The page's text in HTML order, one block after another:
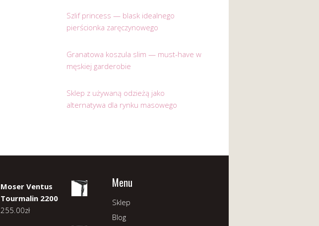
Szlif princess — blask idealnego
pierścionka zaręczynowego
Granatowa koszula slim — must-have w
męskiej garderobie
Sklep z używaną odzieżą jako
alternatywa dla rynku masowego
Moser Ventus
Tourmalin 2200
255.00zł
Menu
Sklep
Blog